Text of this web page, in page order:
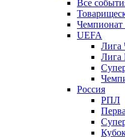
Все
Чемпионат
UEFA
Лига
Россия
РПЛ